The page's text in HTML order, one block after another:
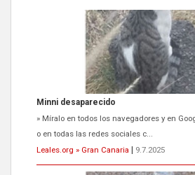
Siami Perdida
Se llama Siami,es hembra de 4
oreja,cariñosa,mimosa pero miedosa,e...
Leales.org » Gran Canaria
9.7.2025